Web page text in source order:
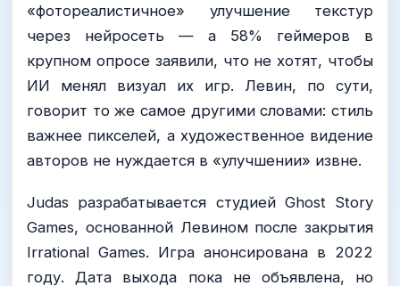
«фотореалистичное» улучшение текстур
через нейросеть — а 58% геймеров в
крупном опросе заявили, что не хотят, чтобы
ИИ менял визуал их игр. Левин, по сути,
говорит то же самое другими словами: стиль
важнее пикселей, а художественное видение
авторов не нуждается в «улучшении» извне.
Judas разрабатывается студией Ghost Story
Games, основанной Левином после закрытия
Irrational Games. Игра анонсирована в 2022
году. Дата выхода пока не объявлена, но